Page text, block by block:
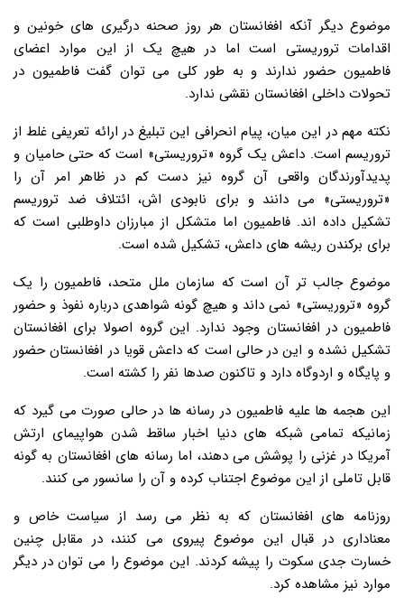
موضوع دیگر آنکه افغانستان هر روز صحنه درگیری های خونین و
اقدامات تروریستی است اما در هیچ یک از این موارد اعضای
فاطمیون حضور ندارند و به طور کلی می توان گفت فاطمیون در
تحولات داخلی افغانستان نقشی ندارد.
نکته مهم در این میان، پیام انحرافی این تبلیغ در ارائه تعریفی غلط از
تروریسم است. داعش یک گروه «تروریستی» است که حتی حامیان و
پدیدآورندگان واقعی آن گروه نیز دست کم در ظاهر امر آن را
«تروریستی» می دانند و برای نابودی اش، ائتلاف ضد تروریسم
تشکیل داده اند. فاطمیون اما متشکل از مبارزان داوطلبی است که
برای برکندن ریشه های داعش، تشکیل شده است.
موضوع جالب تر آن است که سازمان ملل متحد، فاطمیون را یک
گروه «تروریستی» نمی داند و هیچ گونه شواهدی درباره نفوذ و حضور
فاطمیون در افغانستان وجود ندارد. این گروه اصولا برای افغانستان
تشکیل نشده و این در حالی است که داعش قویا در افغانستان حضور
و پایگاه و اردوگاه دارد و تاکنون صدها نفر را کشته است.
این هجمه ها علیه فاطمیون در رسانه ها در حالی صورت می گیرد که
زمانیکه تمامی شبکه های دنیا اخبار ساقط شدن هواپیمای ارتش
آمریکا در غزنی را پوشش می دهند، اما رسانه های افغانستان به گونه
قابل تاملی از این موضوع اجتناب کرده و آن را سانسور می کنند.
روزنامه های افغانستان که به نظر می رسد از سیاست خاص و
معناداری در قبال این موضوع پیروی می کنند، در مقابل چنین
خسارت جدی سکوت را پیشه کردند. این موضوع را می توان در دیگر
موارد نیز مشاهده کرد.